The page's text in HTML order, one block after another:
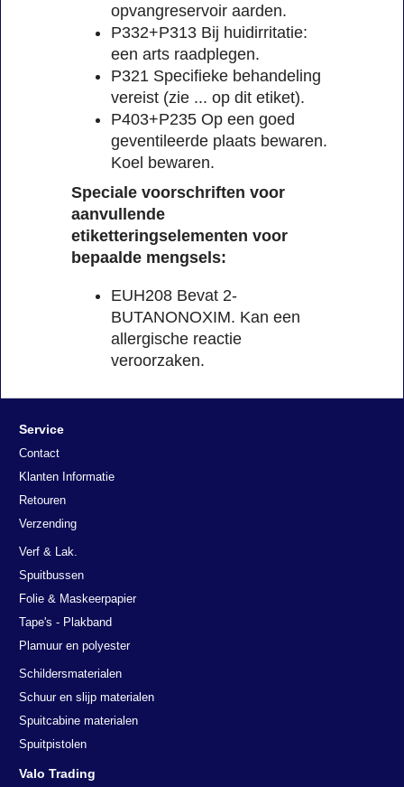
opvangreservoir aarden.
P332+P313 Bij huidirritatie:
een arts raadplegen.
P321 Specifieke behandeling
vereist (zie ... op dit etiket).
P403+P235 Op een goed
geventileerde plaats bewaren.
Koel bewaren.
Speciale voorschriften voor
aanvullende
etiketteringselementen voor
bepaalde mengsels:
EUH208 Bevat 2-
BUTANONOXIM. Kan een
allergische reactie
veroorzaken.
Service
Contact
Klanten Informatie
Retouren
Verzending
Verf & Lak.
Spuitbussen
Folie & Maskeerpapier
Tape's - Plakband
Plamuur en polyester
Schildersmaterialen
Schuur en slijp materialen
Spuitcabine materialen
Spuitpistolen
Valo Trading
Deze website maakt gebruik van
cookies.
We gebruiken cookies om inhoud en advertenties te personaliseren en